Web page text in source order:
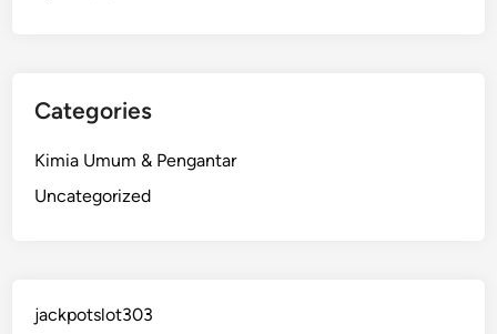
Categories
Kimia Umum & Pengantar
Uncategorized
jackpotslot303